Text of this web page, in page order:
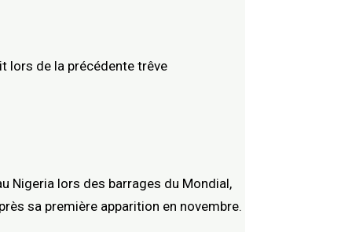
lors de la précédente trêve
Nigeria lors des barrages du Mondial,
sa première apparition en novembre.